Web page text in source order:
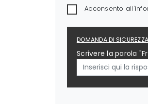
Acconsento
DOMANDA DI SICUREZZA
Scrivere la parola